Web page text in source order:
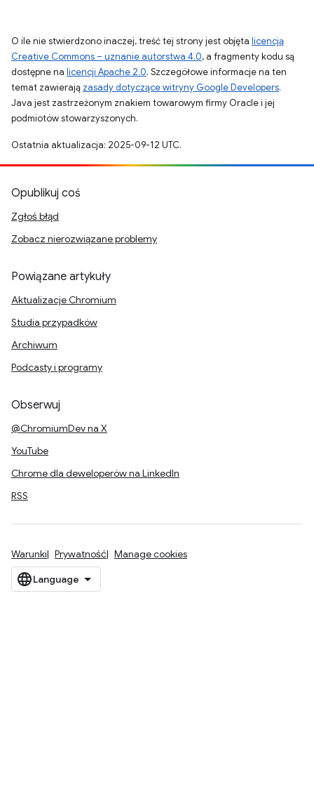
O ile nie stwierdzono inaczej, treść tej strony jest objęta licencją
Creative Commons – uznanie autorstwa 4.0, a fragmenty kodu są
dostępne na licencji Apache 2.0. Szczegółowe informacje na ten
temat zawierają zasady dotyczące witryny Google Developers.
Java jest zastrzeżonym znakiem towarowym firmy Oracle i jej
podmiotów stowarzyszonych.
Ostatnia aktualizacja: 2025-09-12 UTC.
Opublikuj coś
Zgłoś błąd
Zobacz nierozwiązane problemy
Powiązane artykuły
Aktualizacje Chromium
Studia przypadków
Archiwum
Podcasty i programy
Obserwuj
@ChromiumDev na X
YouTube
Chrome dla deweloperów na LinkedIn
RSS
Warunki Prywatność Manage cookies